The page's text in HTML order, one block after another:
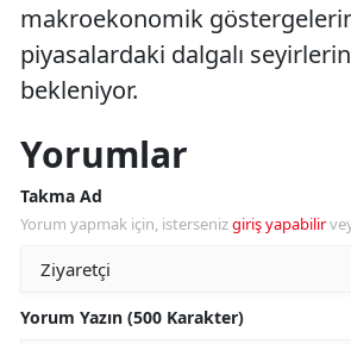
makroekonomik
piyasalardaki dalgalı
bekleniyor.
Yorumlar
Takma Ad
Yorum yapmak için, istersenizgiriş yapabilir
Yorum Yazın (500 Karakter)